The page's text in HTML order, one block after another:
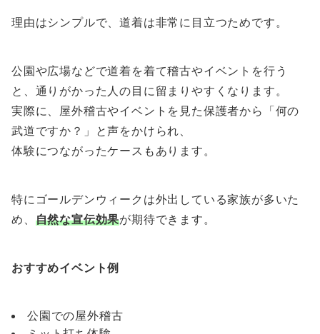
理由はシンプルで、道着は非常に目立つためです。
公園や広場などで道着を着て稽古やイベントを行う
と、通りがかった人の目に留まりやすくなります。
実際に、屋外稽古やイベントを見た保護者から「何の
武道ですか？」と声をかけられ、
体験につながったケースもあります。
特にゴールデンウィークは外出している家族が多いた
め、 自然な宣伝効果が期待できます。
おすすめイベント例
公園での屋外稽古